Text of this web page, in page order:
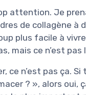
attention. Je
de collagène à
plus facile à
mais ce n’est pas
ce n’est pas ça.
? », alors oui,